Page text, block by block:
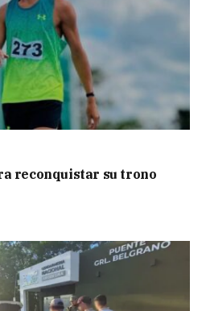
reconquistar su trono